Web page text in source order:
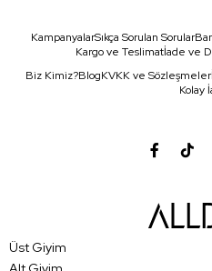
KampanyalarSıkça Sorulan Sorular
Kargo ve Teslimatİade ve
Biz Kimiz?BlogKVKK ve Sözleşmeler
Kolay
Üst Giyim